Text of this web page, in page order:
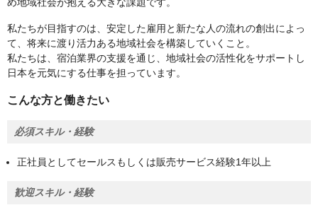
め地域社会が抱える大きな課題です。
私たちが目指すのは、安定した雇用と新たな人の流れの創出によっ
て、将来に渡り活力ある地域社会を構築していくこと。
私たちは、宿泊業界の支援を通じ、地域社会の活性化をサポートし
日本を元気にする仕事を担っています。
こんな方と働きたい
必須スキル・経験
正社員としてセールスもしくは販売サービス経験1年以上
歓迎スキル・経験